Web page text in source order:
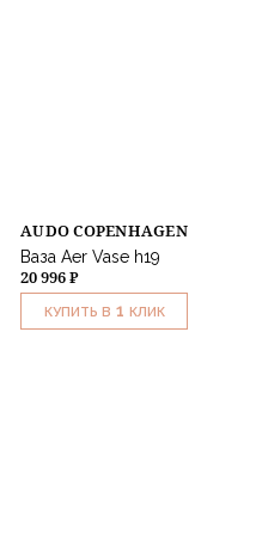
AUDO COPENHAGEN
Ваза Aer Vase h19
20 996 ₽
КУПИТЬ В 1 КЛИК